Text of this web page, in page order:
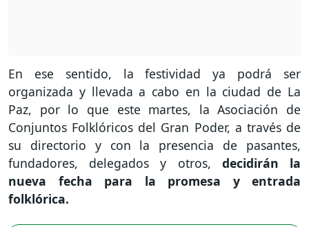
En ese sentido, la festividad ya podrá ser
organizada y llevada a cabo en la ciudad de La
Paz, por lo que este martes, la Asociación de
Conjuntos Folklóricos del Gran Poder, a través de
su directorio y con la presencia de pasantes,
fundadores, delegados y otros, decidirán la
nueva fecha para la promesa y entrada
folklórica.